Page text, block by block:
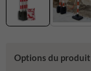
Options du produit